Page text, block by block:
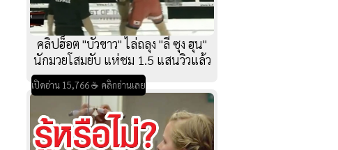
คลิปฮ็อต "บัวขาว" ไล่ถลุง "ลี ซุง ฮุน"
นักมวยโสมยับ แห่ชม 1.5 แสนวิวแล้ว
เปิดอ่าน 15,766 ☕ คลิกอ่านเลย